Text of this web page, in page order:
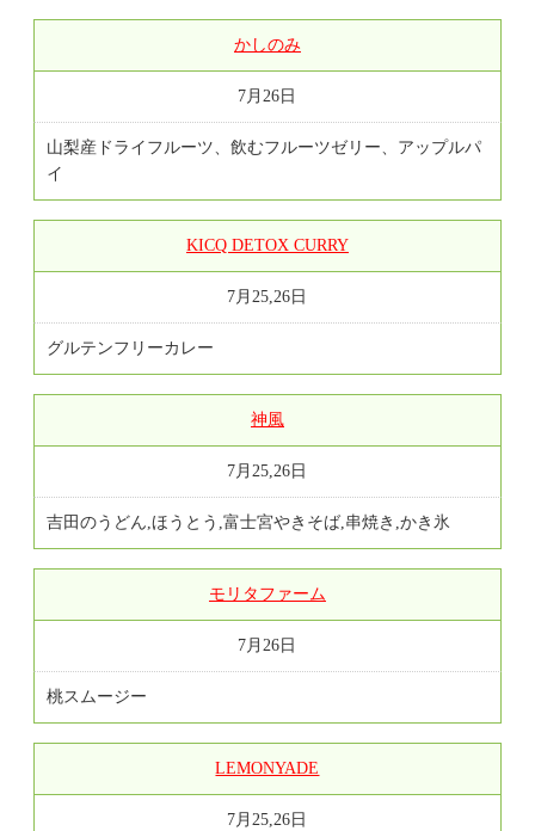
かしのみ
7月26日
山梨産ドライフルーツ、飲むフルーツゼリー、アップルパ
イ
KICQ DETOX CURRY
7月25,26日
グルテンフリーカレー
神風
7月25,26日
吉田のうどん,ほうとう,富士宮やきそば,串焼き,かき氷
モリタファーム
7月26日
桃スムージー
LEMONYADE
7月25,26日